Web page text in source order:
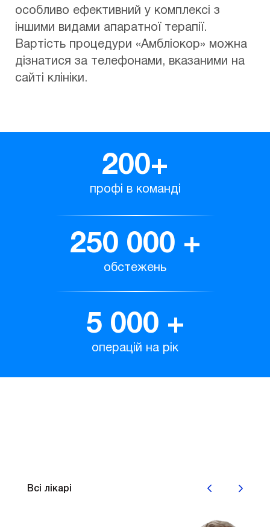
особливо ефективний у комплексі з
іншими видами апаратної терапії.
Вартість процедури «Амбліокор» можна
дізнатися за телефонами, вказаними на
сайті клініки.
200+
профі в команді
250 000 +
обстежень
5 000 +
операцій на рік
Всі лікарі